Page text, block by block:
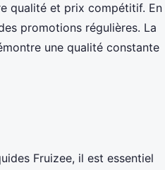
qualité et prix compétitif. En
promotions régulières. La
une qualité constante
Fruizee, il est essentiel